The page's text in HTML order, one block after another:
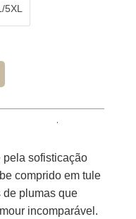
5XL
pela sofisticação
comprido em tule
de plumas que
incomparável.